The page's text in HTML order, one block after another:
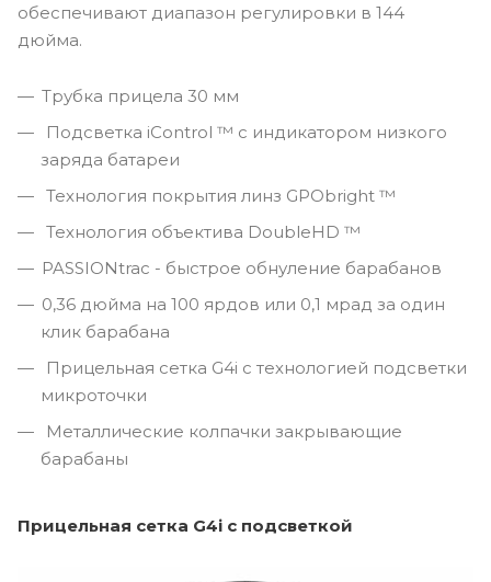
обеспечивают диапазон регулировки в 144
дюйма.
Трубка прицела 30 мм
Подсветка iControl ™ с индикатором низкого
заряда батареи
Технология покрытия линз GPObright ™
Технология объектива DoubleHD ™
PASSIONtrac - быстрое обнуление барабанов
0,36 дюйма на 100 ярдов или 0,1 мрад за один
клик барабана
Прицельная сетка G4i с технологией подсветки
микроточки
Металлические колпачки закрывающие
барабаны
Прицельная сетка G4i с подсветкой